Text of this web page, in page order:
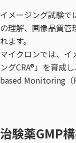
イメージング試験で
の理解、画像品質管
れます。
マイクロンでは、イ
ングCRA®」を育成
based Monitoring（
治験薬GMP